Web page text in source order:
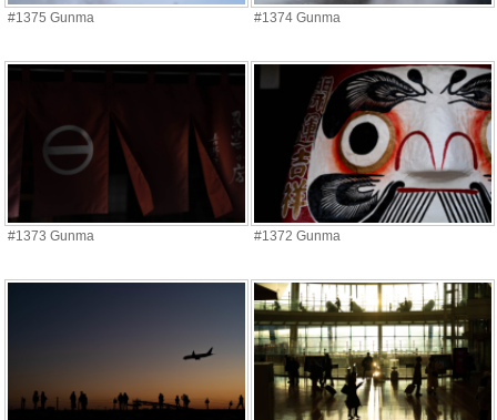
#1375 Gunma #1374 Gunma
#1373 Gunma #1372 Gunma